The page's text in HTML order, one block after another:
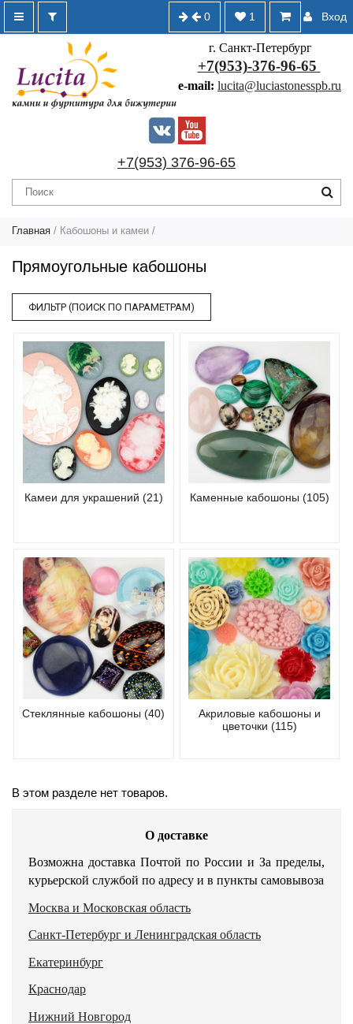
Вход
1
0
г. Санкт-Петербург
+7(953)-376-96-65
e-mail: lucita@luciastonesspb.ru
+7(953) 376-96-65
Главная / Кабошоны и камеи /
Прямоугольные кабошоны
ФИЛЬТР (ПОИСК ПО ПАРАМЕТРАМ)
Камеи для украшений (21) Каменные кабошоны (105)
Стеклянные кабошоны (40)
Акриловые кабошоны и
цветочки (115)
В этом разделе нет товаров.
О доставке
Возможна доставка Почтой по России и За пределы,
курьерской службой по адресу и в пункты самовывоза
Москва и Московская область
Санкт-Петербург и Ленинградская область
Екатеринбург
Краснодар
Нижний Новгород